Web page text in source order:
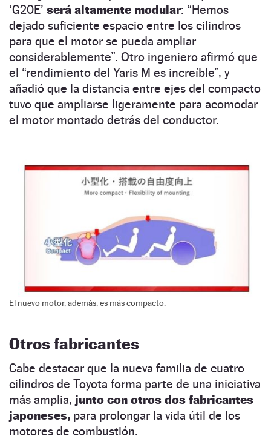
‘G20E’ será altamente modular: “Hemos
dejado suficiente espacio entre los cilindros
para que el motor se pueda ampliar
considerablemente”. Otro ingeniero afirmó que
el “rendimiento del Yaris M es increíble”, y
añadió que la distancia entre ejes del compacto
tuvo que ampliarse ligeramente para acomodar
el motor montado detrás del conductor.
El nuevo motor, además, es más compacto.
Otros fabricantes
Cabe destacar que la nueva familia de cuatro
cilindros de Toyota forma parte de una iniciativa
más amplia, junto con otros dos fabricantes
japoneses, para prolongar la vida útil de los
motores de combustión.